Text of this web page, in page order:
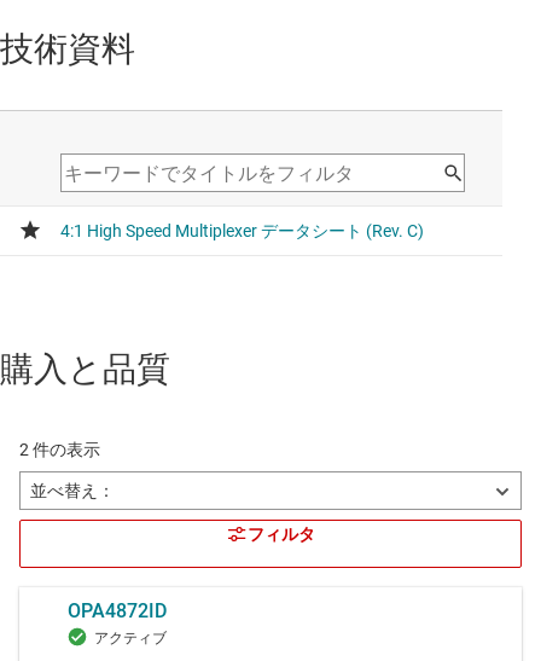
技術資料
購入と品質